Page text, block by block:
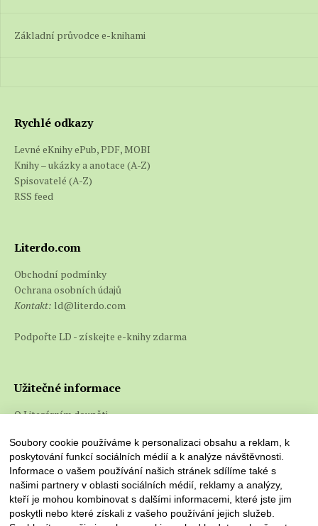
Základní průvodce e-knihami
Rychlé odkazy
Levné eKnihy ePub, PDF, MOBI
Knihy – ukázky a anotace (A-Z)
Spisovatelé (A-Z)
RSS feed
Literdo.com
Obchodní podmínky
Ochrana osobních údajů
Kontakt: ld@literdo.com
Podpořte LD - získejte e-knihy zdarma
Užitečné informace
O Literárním doupěti
Soubory cookie používáme k personalizaci obsahu a reklam, k
poskytování funkcí sociálních médií a k analýze návštěvnosti.
Informace o vašem používání našich stránek sdílíme také s
našimi partnery v oblasti sociálních médií, reklamy a analýzy,
kteří je mohou kombinovat s dalšími informacemi, které jste jim
poskytli nebo které získali z vašeho používání jejich služeb.